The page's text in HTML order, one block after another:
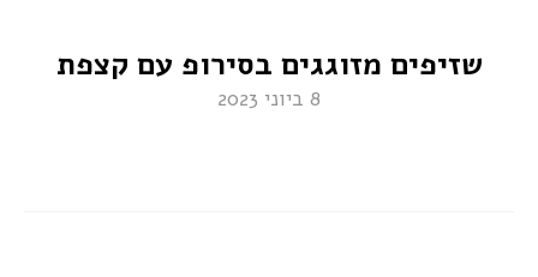
שזיפים מזוגגים בסירופ עם קצפת
8 ביוני 2023